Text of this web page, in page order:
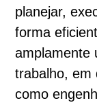
planejar,
forma
amplamente
trabalho, em
como